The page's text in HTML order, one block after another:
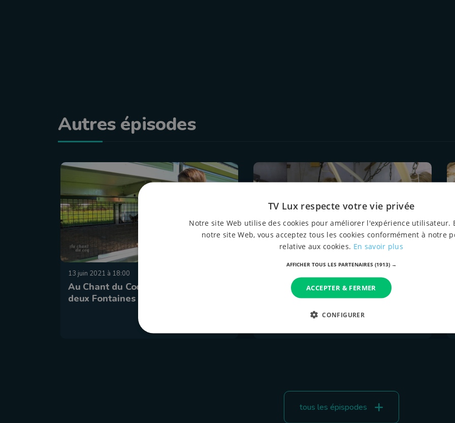
Autres épisodes
13 juin 2021 à 18:00
Au Chant du Coq à la ferme des
deux Fontaines à Fauvillers
Au Chant du Coq : Ferme de
l’Espérance à Prouvy
tous les épispodes
TV Lux respecte votre vie privée
Notre site Web utilise des cookies pour améliorer l'expérience utilisateur.
notre site Web, vous acceptez tous les cookies conformément à notre
relative aux cookies. En savoir plus
AFFICHER TOUS LES PARTENAIRES (1913) →
ACCEPTER & FERMER
CONFIGURER